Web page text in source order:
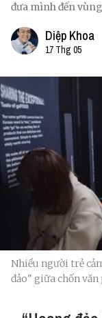
đưa mình đến
Diệp Khoa
17 Thg 05
Nhiều người trẻ
đảo" giữa chốn